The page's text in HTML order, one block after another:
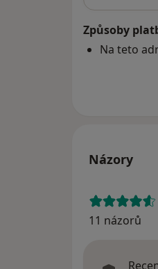
Způsoby
Na teto
Názory
11 názorů